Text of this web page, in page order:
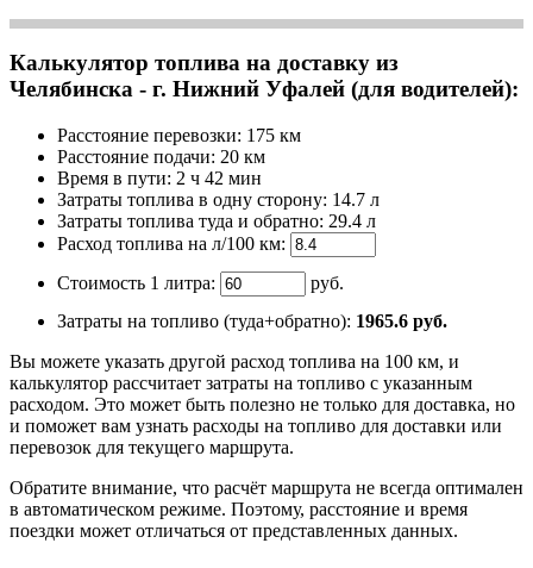
Калькулятор топлива на доставку из
Челябинска - г. Нижний Уфалей (для водителей):
Расстояние перевозки: 175 км
Расстояние подачи: 20 км
Время в пути: 2 ч 42 мин
Затраты топлива в одну сторону: 14.7 л
Затраты топлива туда и обратно: 29.4 л
Расход топлива на л/100 км:
Стоимость 1 литра:
руб.
Затраты на топливо (туда+обратно): 1965.6 руб.
Вы можете указать другой расход топлива на 100 км, и
калькулятор рассчитает затраты на топливо с указанным
расходом. Это может быть полезно не только для доставка, но
и поможет вам узнать расходы на топливо для доставки или
перевозок для текущего маршрута.
Обратите внимание, что расчёт маршрута не всегда оптимален
в автоматическом режиме. Поэтому, расстояние и время
поездки может отличаться от представленных данных.